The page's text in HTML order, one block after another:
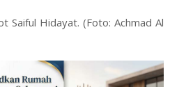
Saiful Hidayat. (Foto: Achmad Al